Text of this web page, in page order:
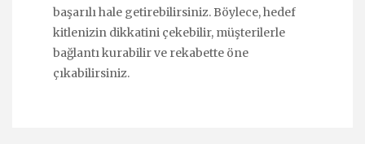
başarılı hale getirebilirsiniz. Böylece, hedef
kitlenizin dikkatini çekebilir, müşterilerle
bağlantı kurabilir ve rekabette öne
çıkabilirsiniz.